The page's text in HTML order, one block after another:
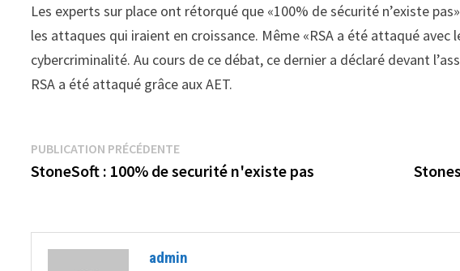
Les experts sur place ont rétorqué que «100% de sécurité n’existe
les attaques qui iraient en croissance. Même «RSA a été attaqué avec
cybercriminalité. Au cours de ce débat, ce dernier a déclaré devant
RSA a été attaqué grâce aux AET.
Navigation
de
PUBLICATION PRÉCÉDENTEPublication
précédente :
StoneSoft : 100% de securité n'existe pas
admin